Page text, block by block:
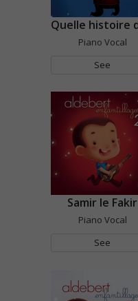
Piano Vocal
See
Samir le Fakir
Piano Vocal
See